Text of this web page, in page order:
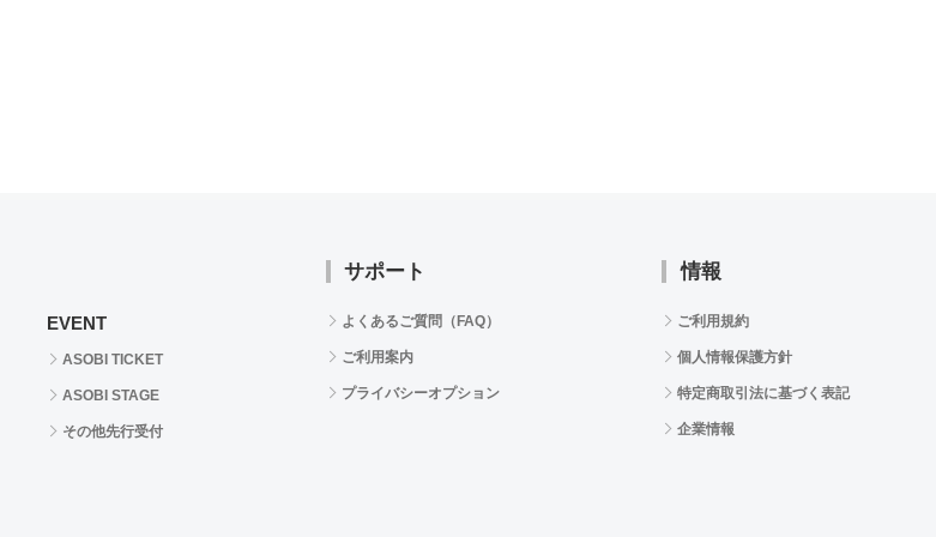
EVENT
ASOBI TICKET
ASOBI STAGE
その他先行受付
サポート
よくあるご質問（FAQ）
ご利用案内
プライバシーオプション
情報
ご利用規約
個人情報保護方針
特定商取引法に基づく表記
企業情報